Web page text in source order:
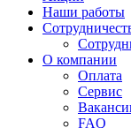
Наши работы
О компании
Оплата
Сервис
FAQ